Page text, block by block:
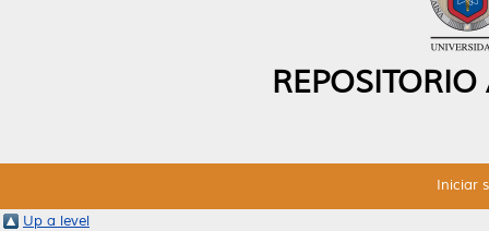
Iniciar
Up a level